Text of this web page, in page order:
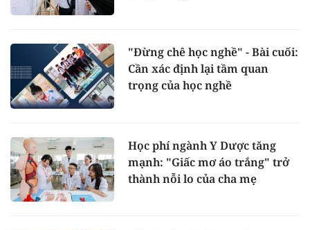
"Đừng chê học nghề" - Bài cuối:
Cần xác định lại tầm quan
trọng của học nghề
Học phí ngành Y Dược tăng
mạnh: "Giấc mơ áo trắng" trở
thành nỗi lo của cha mẹ